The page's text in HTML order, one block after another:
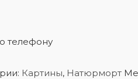
телефону
Картины, Натюрморт